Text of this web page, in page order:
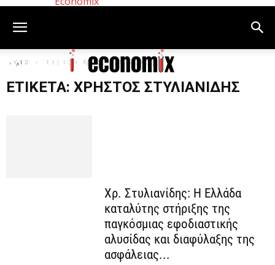
Αρχική Ετικέτες Χρήστος Στυλιανίδης
ΕΤΙΚΈΤΑ: ΧΡΉΣΤΟΣ ΣΤΥΛΙΑΝΊΔΗΣ
Χρ. Στυλιανίδης: Η Ελλάδα
καταλύτης στήριξης της
παγκόσμιας εφοδιαστικής
αλυσίδας και διαφύλαξης της
ασφάλειας...